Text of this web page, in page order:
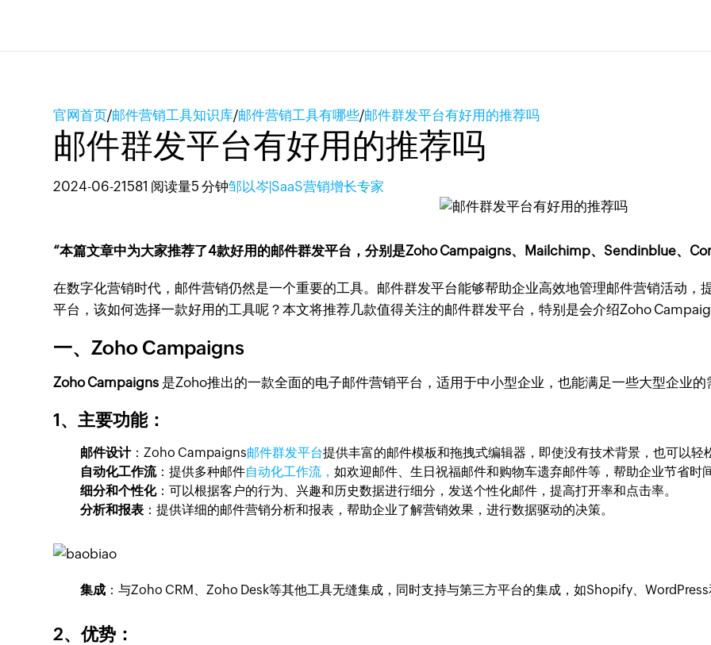
官网首页/邮件营销工具知识库/邮件营销工具有哪些/邮件群发平台有好用的推荐吗
邮件群发平台有好用的推荐吗
2024-06-21 581 阅读量5 分钟邹以岑|SaaS营销增长专家
“本篇文章中为大家推荐了4款好用的邮件群发平台，分别是Zoho Campaigns、Mailchimp、Sendinblue、
在数字化营销时代，邮件营销仍然是一个重要的工具。邮件群发平台能够帮助企业高效地管理邮件营销活动，
平台，该如何选择一款好用的工具呢？本文将推荐几款值得关注的邮件群发平台，特别是会介绍Zoho
一、Zoho Campaigns
Zoho Campaigns 是Zoho推出的一款全面的电子邮件营销平台，适用于中小型企业，也能满足一些大型企业的
1、主要功能：
邮件设计：Zoho Campaigns邮件群发平台提供丰富的邮件模板和拖拽式编辑器，即使没有技术背景，也可以轻
自动化工作流：提供多种邮件自动化工作流，如欢迎邮件、生日祝福邮件和购物车遗弃邮件等，帮助企业节省时
细分和个性化：可以根据客户的行为、兴趣和历史数据进行细分，发送个性化邮件，提高打开率和点击率。
分析和报表 ：提供详细的邮件营销分析和报表，帮助企业了解营销效果，进行数据驱动的决策。
集成 ：与Zoho CRM、Zoho Desk等其他工具无缝集成，同时支持与第三方平台的集成，如Shopify、WordPress
2、优势 ：